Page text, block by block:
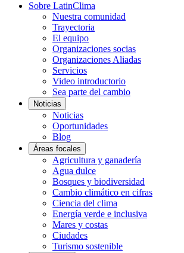
Sobre LatinClima
Nuestra comunidad
Trayectoria
El equipo
Organizaciones socias
Organizaciones Aliadas
Servicios
Video introductorio
Sea parte del cambio
Noticias
Noticias
Oportunidades
Blog
Áreas focales
Agricultura y ganadería
Agua dulce
Bosques y biodiversidad
Cambio climático en cifras
Ciencia del clima
Energía verde e inclusiva
Mares y costas
Ciudades
Turismo sostenible